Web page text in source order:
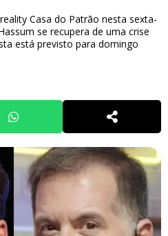
Casa do Patrão nesta sexta-
se recupera de uma crise
está previsto para domingo